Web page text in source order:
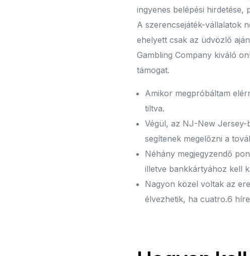
ingyenes belépési
A szerencsejáték-vállalatok
ehelyett csak az üdvözlő
Gambling Company kiváló
támogat.
Amikor megpróbáltam
tiltva.
Végül, az NJ-New Jersey-
segítenek megelőzni a
Néhány megjegyzendő
illetve bankkártyához kell
Nagyon közel voltak az
élvezhetik, ha cuatro.6